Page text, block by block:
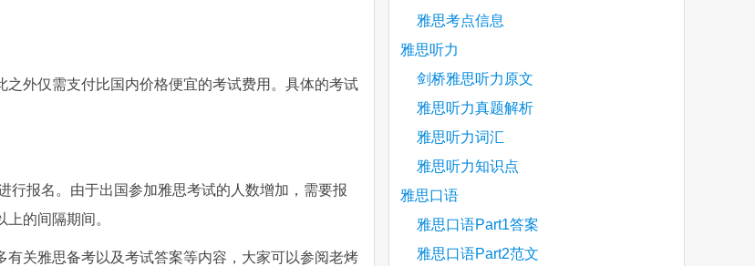
外仅需支付比国内价格便宜的考试费用。具体的考试
行报名。由于出国参加雅思考试的人数增加，需要报
的间隔期间。
关雅思备考以及考试答案等内容，大家可以参阅老烤
雅思考点信息
雅思听力
剑桥雅思听力原文
雅思听力真题解析
雅思听力词汇
雅思听力知识点
雅思口语
雅思口语Part1答案
雅思口语Part2范文